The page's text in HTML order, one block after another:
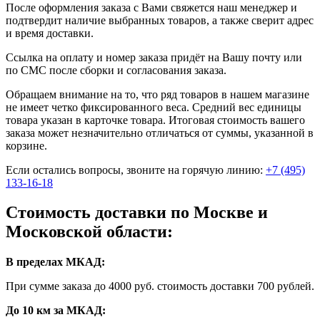
После оформления заказа с Вами свяжется наш менеджер и
подтвердит наличие выбранных товаров, а также сверит адрес
и время доставки.
Ссылка на оплату и номер заказа придёт на Вашу почту или
по СМС после сборки и согласования заказа.
Обращаем внимание на то, что ряд товаров в нашем магазине
не имеет четко фиксированного веса. Средний вес единицы
товара указан в карточке товара. Итоговая стоимость вашего
заказа может незначительно отличаться от суммы, указанной в
корзине.
Если остались вопросы, звоните на горячую линию: +7 (495)
133-16-18
Стоимость доставки по Москве и
Московской области:
В пределах МКАД:
При сумме заказа до 4000 руб. стоимость доставки 700 рублей.
До 10 км за МКАД: